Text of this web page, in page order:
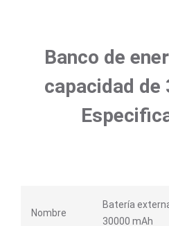
Banco de
capacidad de
Nombre
Batería
30000 mAh